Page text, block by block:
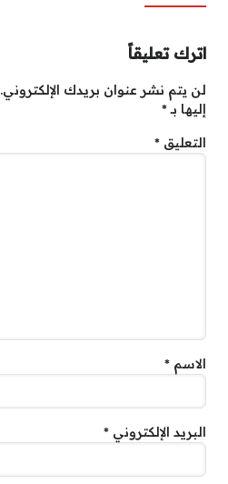
اترك تعليقاً
لن يتم نشر عنوان بريدك الإلكتروني.
إليها بـ*
التعليق *
الاسم *
البريد الإلكتروني *